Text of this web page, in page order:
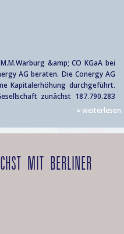
&amp; CO KGaA bei
AG beraten. Die Conergy AG
Kapitalerhöhung durchgeführt.
zunächst 187.790.283
» weiterlesen
MIT BERLINER